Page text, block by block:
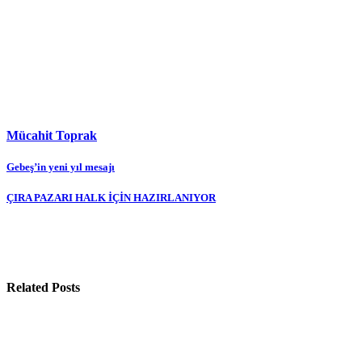
Mücahit Toprak
Yazı
gezinmesi
Gebeş’in yeni yıl mesajı
ÇIRA PAZARI HALK İÇİN HAZIRLANIYOR
Related Posts